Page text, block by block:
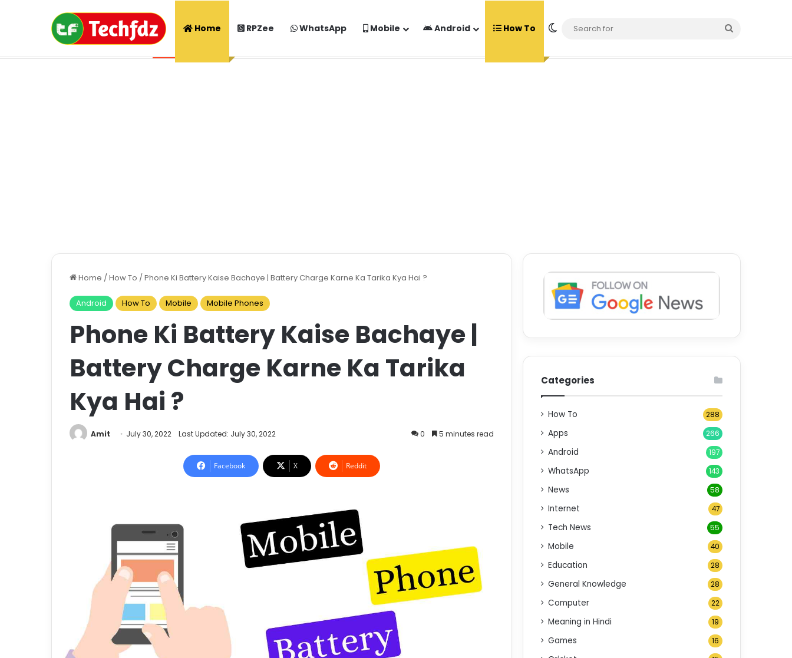
Home RPZee WhatsApp Mobile Android How To Switch skin
Thursday, August 6 2026
Home /How To /Phone Ki Battery Kaise Bachaye | Battery Charge Karne Ka Tarika Kya Hai ?
Android How To Mobile Mobile Phones
Phone Ki Battery Kaise Bachaye |
Battery Charge Karne Ka Tarika
Kya Hai ?
Amit July 30, 2022 Last Updated: July 30, 2022 0 5 minutes read
Facebook X Reddit
Categories
How To 288
Apps 266
Android 197
WhatsApp 143
News 58
Internet 47
Tech News 55
Mobile 40
Education 28
General Knowledge 28
Computer 22
Meaning in Hindi 19
Games 16